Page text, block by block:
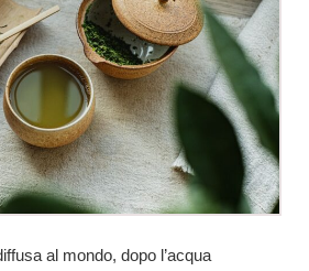
al mondo, dopo l’acqua